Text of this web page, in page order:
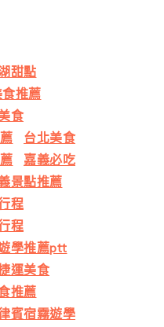
甜點
推薦
食
台北美食
嘉義必吃
景點推薦
程
程
學推薦ptt
運美食
推薦
賓宿霧遊學